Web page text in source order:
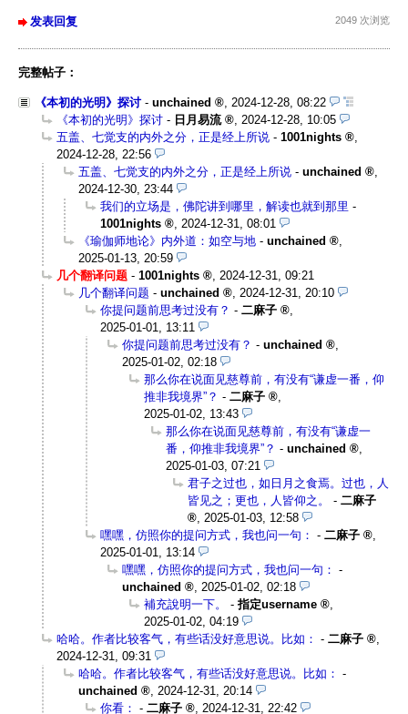
发表回复 2049 次浏览
完整帖子：
《本初的光明》探讨- unchained
2024-12-28, 08:22
《本初的光明》探讨 - 日月易流
2024-12-28, 10:05
五盖、七觉支的内外之分，正是经上所说 - 1001nights
2024-12-28, 22:56
五盖、七觉支的内外之分，正是经上所说 - unchained
2024-12-30, 23:44
我们的立场是，佛陀讲到哪里，解读也就到那里 -
1001nights
2024-12-31, 08:01
《瑜伽师地论》内外道：如空与地 - unchained
2025-01-13, 20:59
几个翻译问题 - 1001nights
2024-12-31, 09:21
几个翻译问题 - unchained
2024-12-31, 20:10
你提问题前思考过没有？ - 二麻子
2025-01-01, 13:11
你提问题前思考过没有？ - unchained
2025-01-02, 02:18
那么你在说面见慈尊前，有没有“谦虚一番，仰
推非我境界”？ - 二麻子
2025-01-02, 13:43
那么你在说面见慈尊前，有没有“谦虚一
番，仰推非我境界”？ - unchained
2025-01-03, 07:21
君子之过也，如日月之食焉。过也，人
皆见之；更也，人皆仰之。
- 二麻子
2025-01-03, 12:58
嘿嘿，仿照你的提问方式，我也问一句： - 二麻子
2025-01-01, 13:14
嘿嘿，仿照你的提问方式，我也问一句： -
unchained
2025-01-02, 02:18
補充說明一下。
- 指定username
2025-01-02, 04:19
哈哈。作者比较客气，有些话没好意思说。比如： - 二麻子
2024-12-31, 09:31
哈哈。作者比较客气，有些话没好意思说。比如： -
unchained
2024-12-31, 20:14
你看： - 二麻子 2024-12-31, 22:42